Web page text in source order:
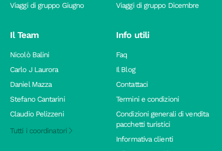
Viaggi di gruppo Giugno
Viaggi di gruppo Dicembre
Il Team
Nicolò Balini
Carlo J Laurora
Daniel Mazza
Stefano Cantarini
Claudio Pelizzeni
Tutti i coordinatori
Info utili
Faq
Il Blog
Contattaci
Termini e condizioni
Condizioni generali di vendita
pacchetti turistici
Informativa clienti